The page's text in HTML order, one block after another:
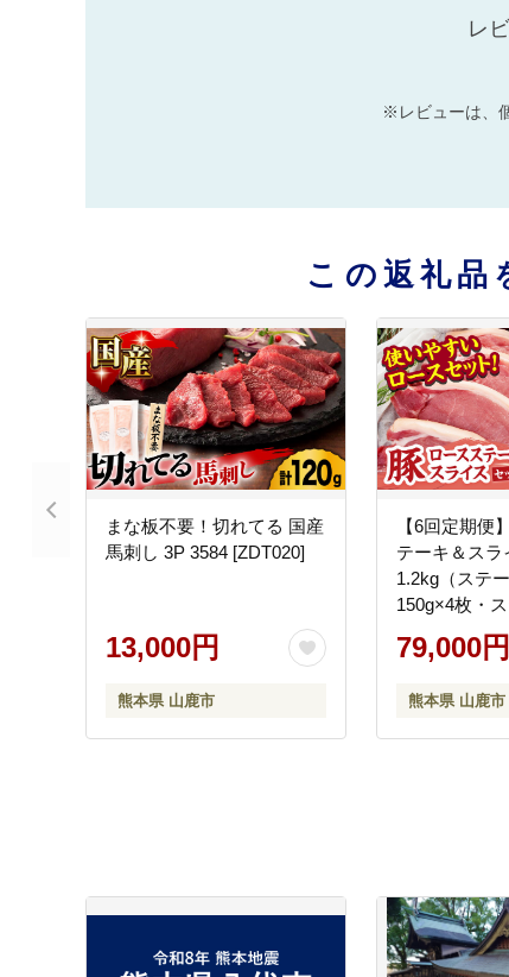
レ
※レビューは、
この返礼品
まな板不要！切れてる 国産
馬刺し 3P 3584 [ZDT020]
13,000円
熊本県 山鹿市
【6回定期便
テーキ＆スラ
1.2kg（ステ
150g×4枚・
300g×2pc）
[ZEW103]
79,000円
熊本県 山鹿市